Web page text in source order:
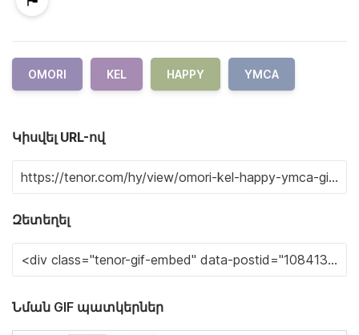
OMORI KEL HAPPY YMCA
Կիսվել URL-ով
Զետեղել
Նման GIF պատկերներ